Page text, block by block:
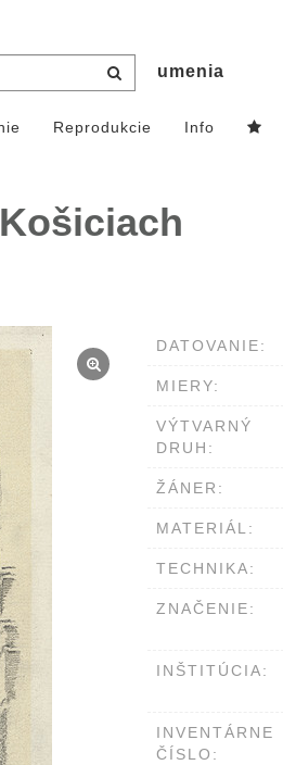
umenia
Reprodukcie Info
DATOVANIE:
MIERY:
VÝTVARNÝ
DRUH:
ŽÁNER:
MATERIÁL:
TECHNIKA:
ZNAČENIE:
INŠTITÚCIA:
INVENTÁRNE
ČÍSLO: